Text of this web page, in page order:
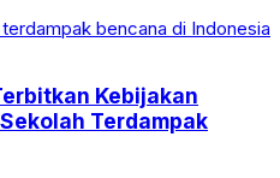
Kebijakan
Terdampak